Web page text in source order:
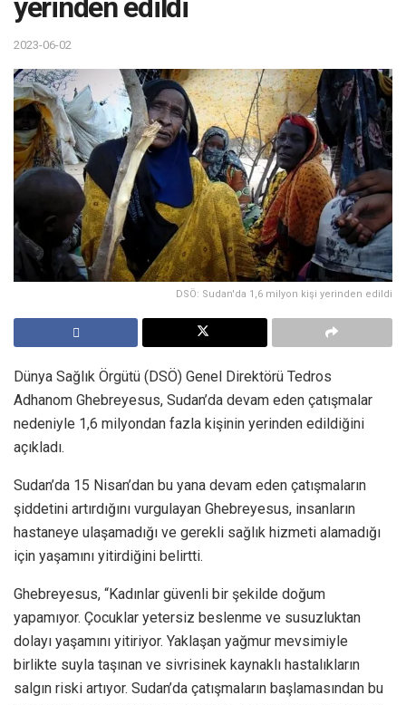
yerinden edildi
2023-06-02
DSÖ: Sudan'da 1,6 milyon kişi yerinden edildi
Dünya Sağlık Örgütü (DSÖ) Genel Direktörü Tedros
Adhanom Ghebreyesus, Sudan’da devam eden çatışmalar
nedeniyle 1,6 milyondan fazla kişinin yerinden edildiğini
açıkladı.
Sudan’da 15 Nisan’dan bu yana devam eden çatışmaların
şiddetini artırdığını vurgulayan Ghebreyesus, insanların
hastaneye ulaşamadığı ve gerekli sağlık hizmeti alamadığı
için yaşamını yitirdiğini belirtti.
Ghebreyesus, “Kadınlar güvenli bir şekilde doğum
yapamıyor. Çocuklar yetersiz beslenme ve susuzluktan
dolayı yaşamını yitiriyor. Yaklaşan yağmur mevsimiyle
birlikte suyla taşınan ve sivrisinek kaynaklı hastalıkların
salgın riski artıyor. Sudan’da çatışmaların başlamasından bu